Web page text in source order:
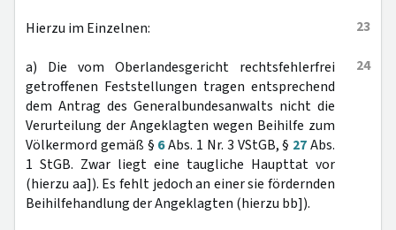
23
Hierzu im Einzelnen:
24
a) Die vom Oberlandesgericht rechtsfehlerfrei
getroffenen Feststellungen tragen entsprechend
dem Antrag des Generalbundesanwalts nicht die
Verurteilung der Angeklagten wegen Beihilfe zum
Völkermord gemäß § 6Abs. 1 Nr. 3 VStGB, § 27Abs.
1 StGB. Zwar liegt eine taugliche Haupttat vor
(hierzu aa]). Es fehlt jedoch an einer sie fördernden
Beihilfehandlung der Angeklagten (hierzu bb]).